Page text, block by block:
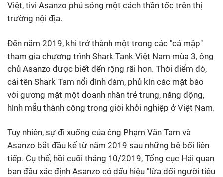
Việt, tivi Asanzo phủ sóng một cách thần tốc trên thị
trường nội địa.
Đến năm 2019, khi trở thành một trong các "cá mập"
tham gia chương trình Shark Tank Việt Nam mùa 3, ông
chủ Asanzo được biết đến rộng rãi hơn. Thời điểm đó,
cái tên Shark Tam nổi đình đám, phủ kín các mặt báo
với gương mặt một doanh nhân trẻ trung, năng động,
hình mẫu thành công trong giới khởi nghiệp ở Việt Nam.
Tuy nhiên, sự đi xuống của ông Phạm Văn Tam và
Asanzo bắt đầu kể từ năm 2019 sau những bê bối liên
tiếp. Cụ thể, hồi cuối tháng 10/2019, Tổng cục Hải quan
ban đầu xác định Asanzo có dấu hiệu "lừa dối người tiêu